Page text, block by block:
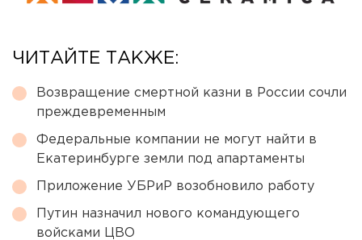
ЧИТАЙТЕ ТАКЖЕ:
Возвращение смертной казни в России сочли
преждевременным
Федеральные компании не могут найти в
Екатеринбурге земли под апартаменты
Приложение УБРиР возобновило работу
Путин назначил нового командующего
войсками ЦВО